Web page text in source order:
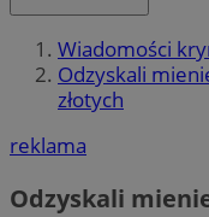
Wiadomości
Odzyskali
złotych
reklama
Odzyskali